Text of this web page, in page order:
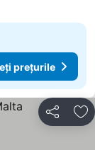
prețurile
Distribuiți